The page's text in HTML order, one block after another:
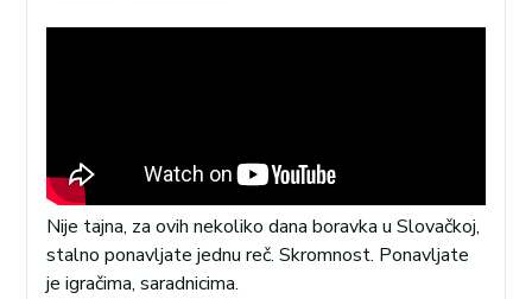
Nije tajna, za ovih nekoliko dana boravka u Slovačkoj,
stalno ponavljate jednu reč. Skromnost. Ponavljate
je igračima, saradnicima.